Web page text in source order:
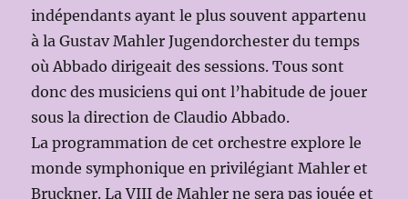
indépendants ayant le plus souvent appartenu
à la Gustav Mahler Jugendorchester du temps
où Abbado dirigeait des sessions. Tous sont
donc des musiciens qui ont l’habitude de jouer
sous la direction de Claudio Abbado.
La programmation de cet orchestre explore le
monde symphonique en privilégiant Mahler et
Bruckner. La VIII de Mahler ne sera pas jouée et